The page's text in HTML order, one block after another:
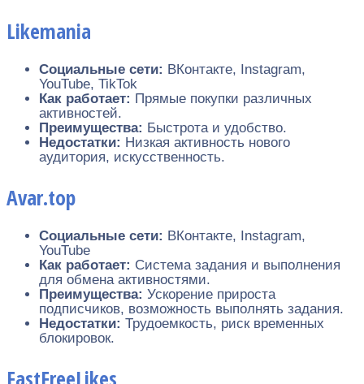
Likemania
Социальные сети: ВКонтакте, Instagram,
YouTube, TikTok
Как работает: Прямые покупки различных
активностей.
Преимущества: Быстрота и удобство.
Недостатки: Низкая активность нового
аудитория, искусственность.
Avar.top
Социальные сети: ВКонтакте, Instagram,
YouTube
Как работает: Система задания и выполнения
для обмена активностями.
Преимущества: Ускорение прироста
подписчиков, возможность выполнять задания.
Недостатки: Трудоемкость, риск временных
блокировок.
FastFreeLikes